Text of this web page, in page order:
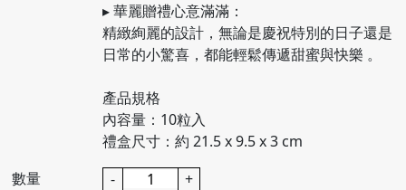
▸ 華麗贈禮心意滿滿：
精緻絢麗的設計，無論是慶祝特別的日子還是
日常的小驚喜，都能輕鬆傳遞甜蜜與快樂 。
產品規格
內容量：10粒入
禮盒尺寸：約 21.5 x 9.5 x 3 cm
數量
- +